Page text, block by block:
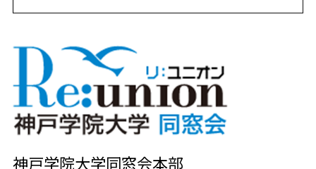
神戸学院大学同窓会本部